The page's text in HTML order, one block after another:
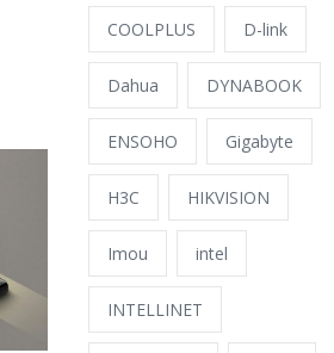
COOLPLUS D-link
Dahua DYNABOOK
ENSOHO Gigabyte
H3C HIKVISION
Imou intel
INTELLINET